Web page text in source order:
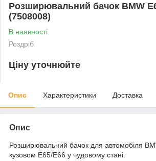
Розширювальний бачок BMW
(7508008)
В наявності
Роздріб
Ціну уточнюйте
Опис Характеристики Доставка
Опис
Розширювальний бачок для автомобіля
кузовом E65/E66 у чудовому стані.